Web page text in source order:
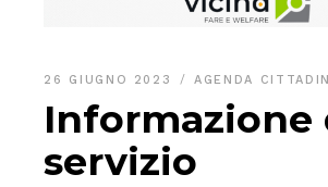
26 GIUGNO 2023 AGENDA
Informazione
servizio